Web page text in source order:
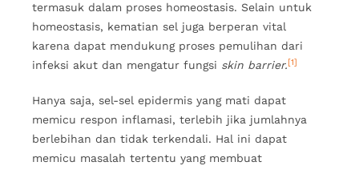
termasuk dalam proses homeostasis. Selain untuk
homeostasis, kematian sel juga berperan vital
karena dapat mendukung proses pemulihan dari
infeksi akut dan mengatur fungsi skin barrier. [1]
Hanya saja, sel-sel epidermis yang mati dapat
memicu respon inflamasi, terlebih jika jumlahnya
berlebihan dan tidak terkendali. Hal ini dapat
memicu masalah tertentu yang membuat